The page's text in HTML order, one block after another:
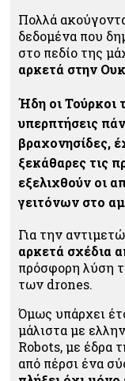
Πολλά
δεδομένα που
στο πεδίο της
αρκετά στην
Ήδη οι Τούρκοι
υπερπτήσεις
βραχονησίδες,
ξεκάθαρες τις
εξελιχθούν οι
γειτόνων στο
Για την
αρκετά σχέδια
πρόσφορη λύση
των drones.
Όμως υπάρχει
μάλιστα με
Robots, με έδρα
από πέρσι ένα